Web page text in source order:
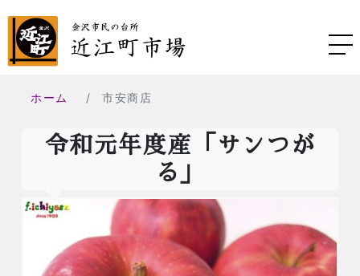
ホーム 市安商店
令和元年度産「サンつが
る」